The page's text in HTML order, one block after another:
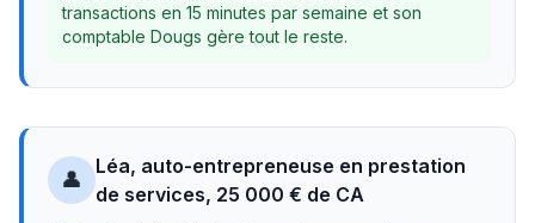
transactions en 15 minutes par semaine et son
comptable Dougs gère tout le reste.
👤
Léa, auto-entrepreneuse en prestation
de services, 25 000 € de CA